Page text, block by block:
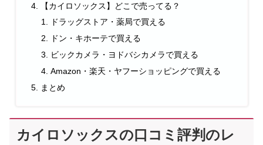
【カイロソックス】どこで売ってる？
ドラッグストア・薬局で買える
ドン・キホーテで買える
ビックカメラ・ヨドバシカメラで買える
Amazon・楽天・ヤフーショッピングで買える
まとめ
カイロソックスの口コミ評判のレ